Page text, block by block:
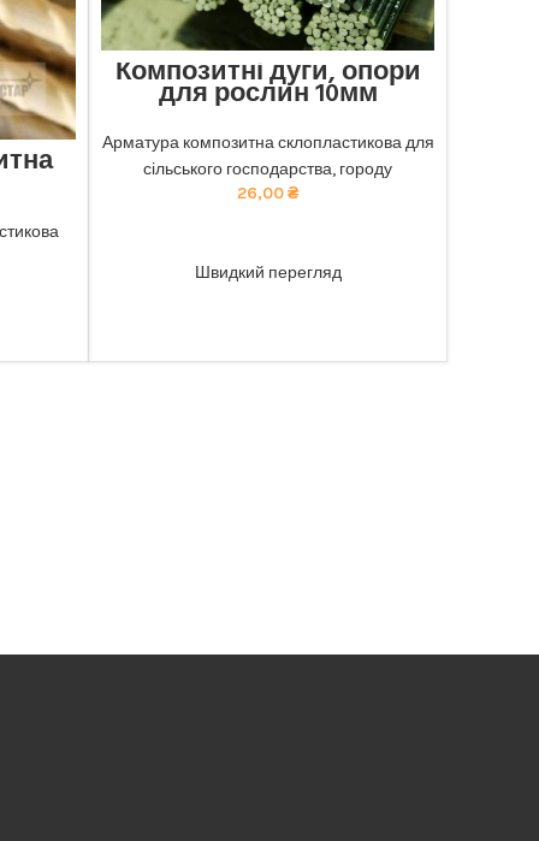
Композитні дуги, опори
для рослин 10мм
наша композитна арматура забезпечує
найкращу якість. тел 068-921-45-45
Арматура композитна склопластикова для
сільського господарства, городу
26,00₴
Швидкий перегляд